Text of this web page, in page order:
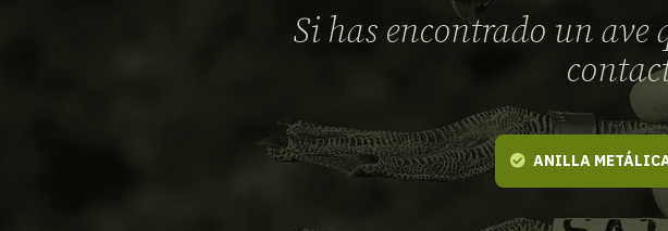
Si has encontrado un
ANILLA